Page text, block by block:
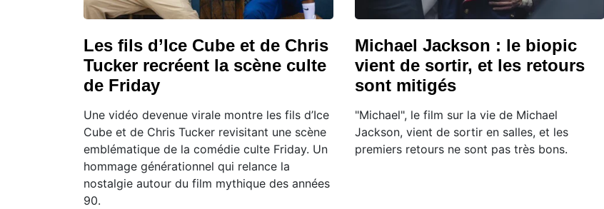
Les fils d’Ice Cube et de Chris
Tucker recréent la scène culte
de Friday
Une vidéo devenue virale montre les fils d’Ice
Cube et de Chris Tucker revisitant une scène
emblématique de la comédie culte Friday. Un
hommage générationnel qui relance la
nostalgie autour du film mythique des années
90.
Michael Jackson : le biopic
vient de sortir, et les retours
sont mitigés
"Michael", le film sur la vie de Michael
Jackson, vient de sortir en salles, et les
premiers retours ne sont pas très bons.